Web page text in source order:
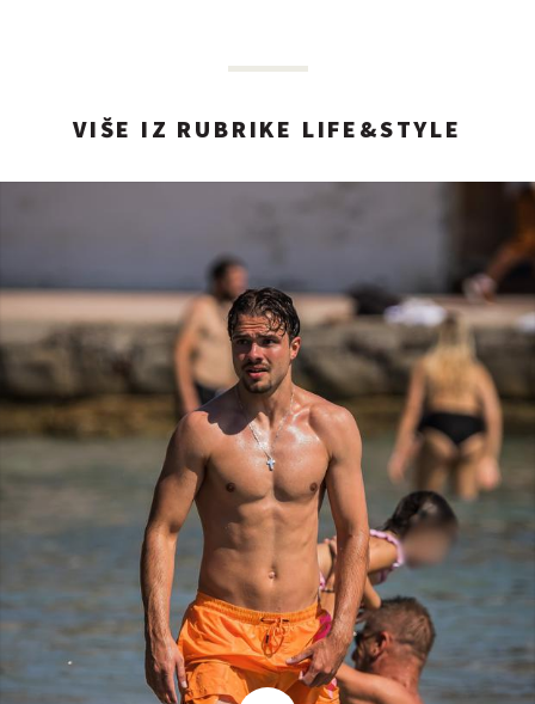
VIŠE IZ RUBRIKE LIFE&STYLE